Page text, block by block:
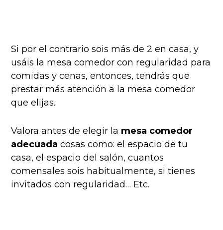
Si por el contrario sois más de 2 en casa, y
usáis la mesa comedor con regularidad para
comidas y cenas, entonces, tendrás que
prestar más atención a la mesa comedor
que elijas.
Valora antes de elegir la mesa comedor
adecuada cosas como: el espacio de tu
casa, el espacio del salón, cuantos
comensales sois habitualmente, si tienes
invitados con regularidad… Etc.